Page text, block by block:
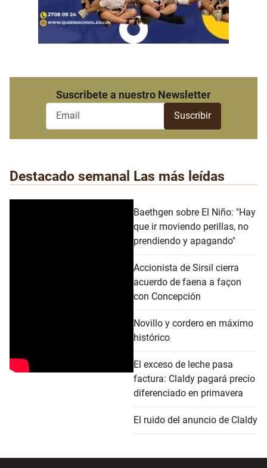
Suscribete a nuestro Newsletter
Destacado semanal Las más leídas
Baethgen sobre El Niño: "Hay
que ir moviendo perillas, no
prendiendo y apagando"
Accionista de Sirsil cierra
acuerdo de faena a façon
con Concepción
Novillo y cordero en máximo
histórico
El exceso de leche pasa
factura: Claldy pagará precio
diferenciado en primavera
El ruido del anuncio de Claldy